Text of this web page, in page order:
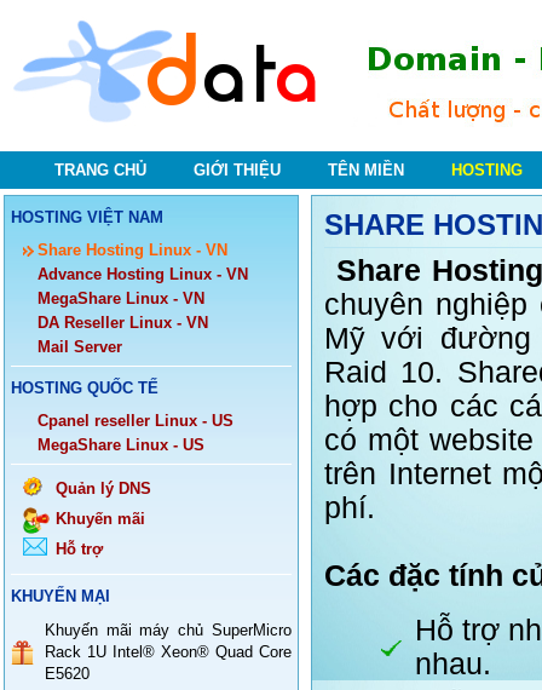
TRANG CHỦ GIỚI THIỆU TÊN MIỀN HOSTING
HOSTING VIỆT NAM
Share Hosting Linux - VN
Advance Hosting Linux - VN
MegaShare Linux - VN
DA Reseller Linux - VN
Mail Server
HOSTING QUỐC TẾ
Cpanel reseller Linux - US
MegaShare Linux - US
Quản lý DNS
Khuyến mãi
Hỗ trợ
KHUYẾN MẠI
Khuyến mãi máy chủ SuperMicro
Rack 1U Intel® Xeon® Quad Core
E5620
SHARE
Share
chuyên
Mỹ với đường
Raid 10.
hợp cho các
có một
trên Internet
phí.
Các đặc tính
Hỗ trợ
nhau.